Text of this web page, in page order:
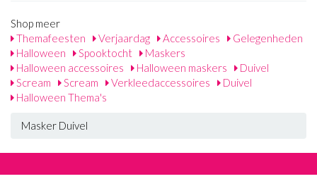
Shop meer
Themafeesten
Verjaardag Accessoires
Gelegenheden
Halloween
Spooktocht
Maskers
Halloween accessoires
Halloween maskers
Duivel
Scream
Scream Verkleedaccessoires
Duivel
Halloween Thema's
Masker Duivel